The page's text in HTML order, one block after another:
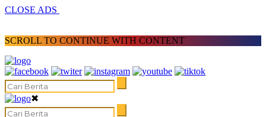
CLOSE ADS
SCROLL TO CONTINUE WITH CONTENT
✖